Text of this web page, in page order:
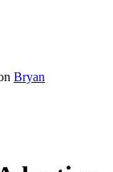
Bryan